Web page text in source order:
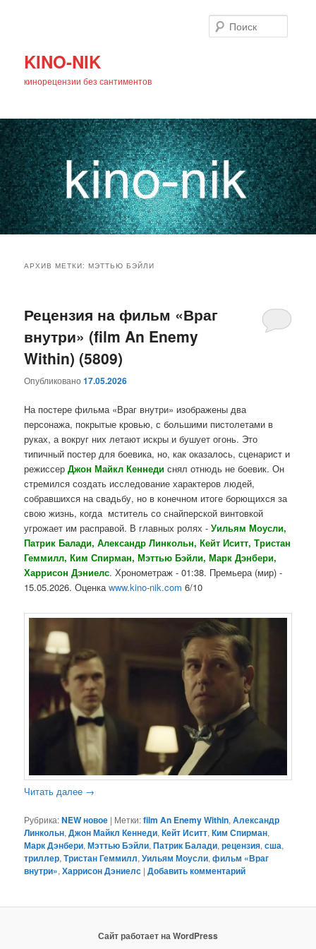
KINO-NIK
кинорецензии без сантиментов
основному
содержимому
дополнительному
содержимому
АРХИВ МЕТКИ:МЭТТЬЮ БЭЙЛИ
Рецензия на фильм «Враг
внутри» (film An Enemy
Within) (5809)
Опубликовано17.05.2026
На постере фильма «Враг внутри» изображены два
персонажа, покрытые кровью, с большими пистолетами в
руках, а вокруг них летают искры и бушует огонь. Это
типичный постер для боевика, но, как оказалось, сценарист и
режиссерДжон Майкл Кеннеди снял отнюдь не боевик. Он
стремился создать исследование характеров людей,
собравшихся на свадьбу, но в конечном итоге борющихся за
свою жизнь, когда мститель со снайперской винтовкой
угрожает им расправой. В главных ролях -Уильям Моусли,
Патрик Балади, Александр Линкольн, Кейт Иситт, Тристан
Геммилл, Ким Спирман, Мэттью Бэйли, Марк Дэнбери,
Харрисон Дэниелс. Хронометраж - 01:38. Премьера (мир) -
15.05.2026. Оценкаwww.kino-nik.com 6/10
Читать далее →
Рубрика:NEW новое | Метки:film An Enemy Within,Александр
Линкольн,Джон Майкл Кеннеди,Кейт Иситт,Ким Спирман,
Марк Дэнбери,Мэттью Бэйли,Патрик Балади,рецензия,сша,
триллер,Тристан Геммилл,Уильям Моусли,фильм «Враг
внутри»,Харрисон Дэниелс |Добавить комментарий
Сайт работает на WordPress